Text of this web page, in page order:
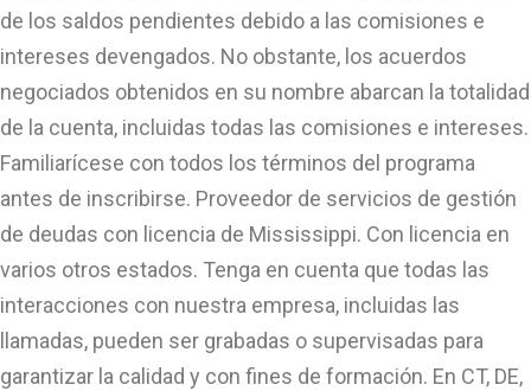
de los saldos pendientes debido a las comisiones e
intereses devengados. No obstante, los acuerdos
negociados obtenidos en su nombre abarcan la totalidad
de la cuenta, incluidas todas las comisiones e intereses.
Familiarícese con todos los términos del programa
antes de inscribirse. Proveedor de servicios de gestión
de deudas con licencia de Mississippi. Con licencia en
varios otros estados. Tenga en cuenta que todas las
interacciones con nuestra empresa, incluidas las
llamadas, pueden ser grabadas o supervisadas para
garantizar la calidad y con fines de formación. En CT, DE,